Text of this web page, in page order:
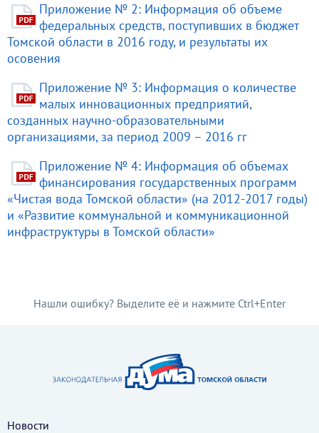
Приложение № 2: Информация об объеме
федеральных средств, поступивших в бюджет
Томской области в 2016 году, и результаты их
осовения
Приложение № 3: Информация о количестве
малых инновационных предприятий,
созданных научно-образовательными
организациями, за период 2009 – 2016 гг
Приложение № 4: Информация об объемах
финансирования государственных программ
«Чистая вода Томской области» (на 2012-2017 годы)
и «Развитие коммунальной и коммуникационной
инфраструктуры в Томской области»
Нашли ошибку? Выделите её и нажмите Ctrl+Enter
Новости